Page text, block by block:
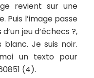
revient sur une
Puis l’image passe
jeu d’échecs ?,
blanc. Je suis noir.
un texto pour
(4).